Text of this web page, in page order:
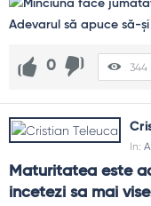
0 344
In:
Maturitatea este
incetezi sa mai